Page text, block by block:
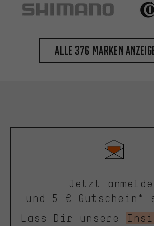
Alle 376 Marken
Jetzt
und 5 € Gutschein*
Lass Dir unsere